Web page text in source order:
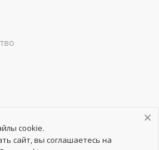
cookie.
сайт, вы соглашаетесь на